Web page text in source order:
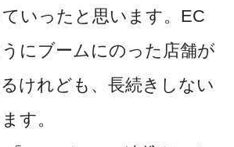
いったと思います。EC
にブームにのった店舗が
けれども、長続きしない
す。